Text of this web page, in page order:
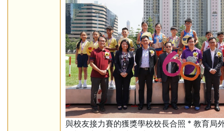
與校友接力賽的獲獎學校校長合照 * 教育局